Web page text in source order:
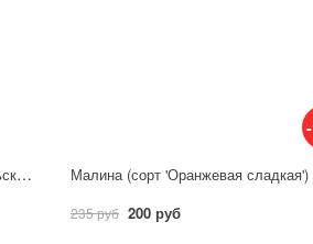
Груша суперкарликовая (сорт 'Тульская Летняя') Малина (сорт 'Оранжевая сладкая')
235 руб 200 руб